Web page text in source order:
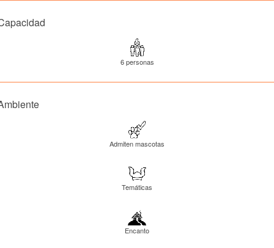
6 personas
Admiten mascotas
Temáticas
Encanto